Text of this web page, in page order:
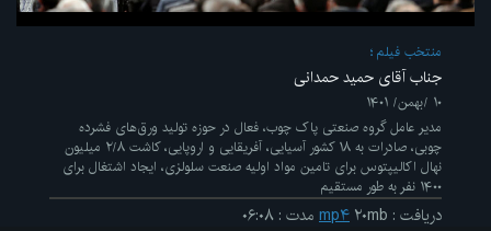
منتخب فیلم
جناب آقای حمید حمدانی
۱۰ /بهمن/ ۱۴۰۱
مدیر عامل گروه صنعتی پاک چوب، فعال در حوزه تولید ورق‌های فشرده
چوبی، صادرات به ۱۸ کشور آسیایی، آفریقایی و اروپایی، کاشت ۲/۸ میلیون
نهال اکالیپتوس برای تامین مواد اولیه صنعت سلولزی، ایجاد اشتغال برای
۱۴۰۰ نفر به طور مستقیم
دریافت : mp۴ ۲۰mb مدت : ۰۶:۰۸